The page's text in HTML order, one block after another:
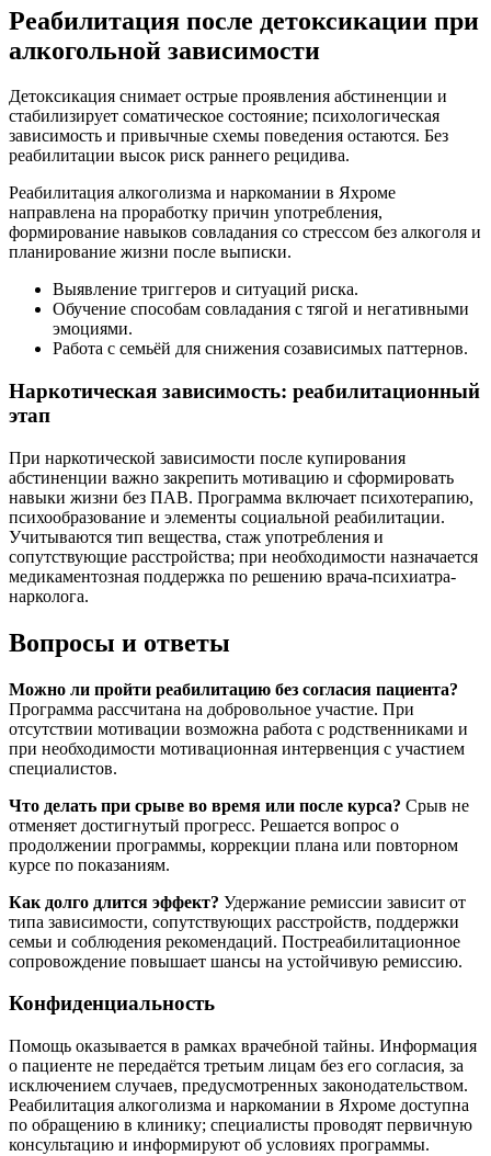
Реабилитация после детоксикации при
алкогольной зависимости
Детоксикация снимает острые проявления абстиненции и
стабилизирует соматическое состояние; психологическая
зависимость и привычные схемы поведения остаются. Без
реабилитации высок риск раннего рецидива.
Реабилитация алкоголизма и наркомании в Яхроме
направлена на проработку причин употребления,
формирование навыков совладания со стрессом без алкоголя и
планирование жизни после выписки.
Выявление триггеров и ситуаций риска.
Обучение способам совладания с тягой и негативными
эмоциями.
Работа с семьёй для снижения созависимых паттернов.
Наркотическая зависимость: реабилитационный
этап
При наркотической зависимости после купирования
абстиненции важно закрепить мотивацию и сформировать
навыки жизни без ПАВ. Программа включает психотерапию,
психообразование и элементы социальной реабилитации.
Учитываются тип вещества, стаж употребления и
сопутствующие расстройства; при необходимости назначается
медикаментозная поддержка по решению врача-психиатра-
нарколога.
Вопросы и ответы
Можно ли пройти реабилитацию без согласия пациента?
Программа рассчитана на добровольное участие. При
отсутствии мотивации возможна работа с родственниками и
при необходимости мотивационная интервенция с участием
специалистов.
Что делать при срыве во время или после курса? Срыв не
отменяет достигнутый прогресс. Решается вопрос о
продолжении программы, коррекции плана или повторном
курсе по показаниям.
Как долго длится эффект? Удержание ремиссии зависит от
типа зависимости, сопутствующих расстройств, поддержки
семьи и соблюдения рекомендаций. Постреабилитационное
сопровождение повышает шансы на устойчивую ремиссию.
Конфиденциальность
Помощь оказывается в рамках врачебной тайны. Информация
о пациенте не передаётся третьим лицам без его согласия, за
исключением случаев, предусмотренных законодательством.
Реабилитация алкоголизма и наркомании в Яхроме доступна
по обращению в клинику; специалисты проводят первичную
консультацию и информируют об условиях программы.